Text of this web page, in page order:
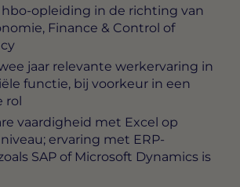
opleiding in de richting van
Finance & Control of
jaar relevante werkervaring in
functie, bij voorkeur in een
rol
vaardigheid met Excel op
ervaring met ERP-
SAP of Microsoft Dynamics is